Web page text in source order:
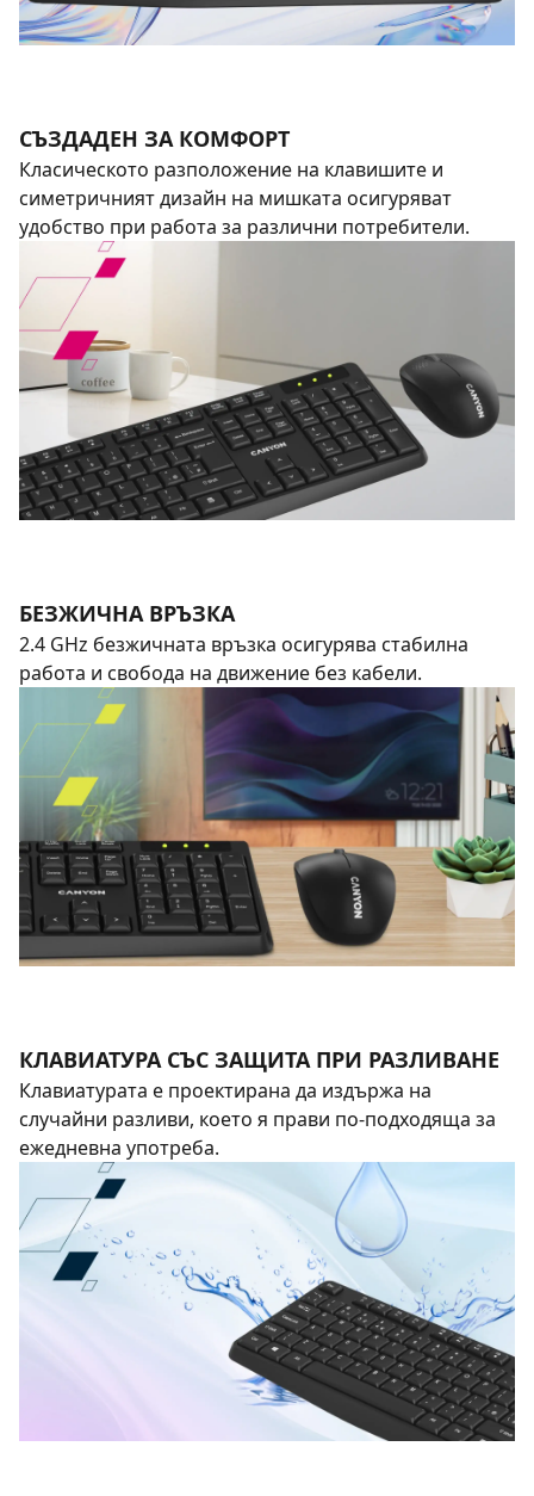
СЪЗДАДЕН ЗА КОМФОРТ
Класическото разположение на клавишите и
симетричният дизайн на мишката осигуряват
удобство при работа за различни потребители.
БЕЗЖИЧНА ВРЪЗКА
2.4 GHz безжичната връзка осигурява стабилна
работа и свобода на движение без кабели.
КЛАВИАТУРА СЪС ЗАЩИТА ПРИ РАЗЛИВАНЕ
Клавиатурата е проектирана да издържа на
случайни разливи, което я прави по-подходяща за
ежедневна употреба.